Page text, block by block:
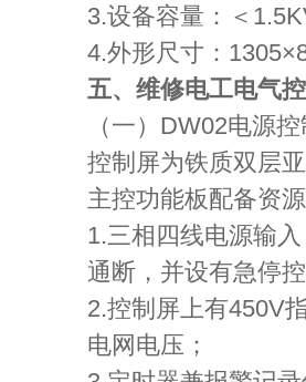
3.设备容量：＜
4.外形尺寸：
五、维修电工电气
（一）DW02电源
控制屏为铁质双层
主控功能板配备资
1.三相四线电源输
通断，并设有急停
2.控制屏上有450V
电网电压；